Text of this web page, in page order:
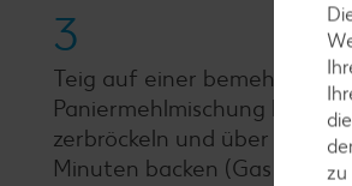
3
Teig auf einer bemehlten
Paniermehlmischung
zerbröckeln und über dem
Minuten backen (Gas Stufezu